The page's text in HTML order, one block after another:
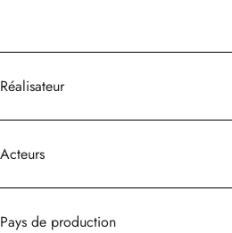
Réalisateur
Acteurs
Pays de production